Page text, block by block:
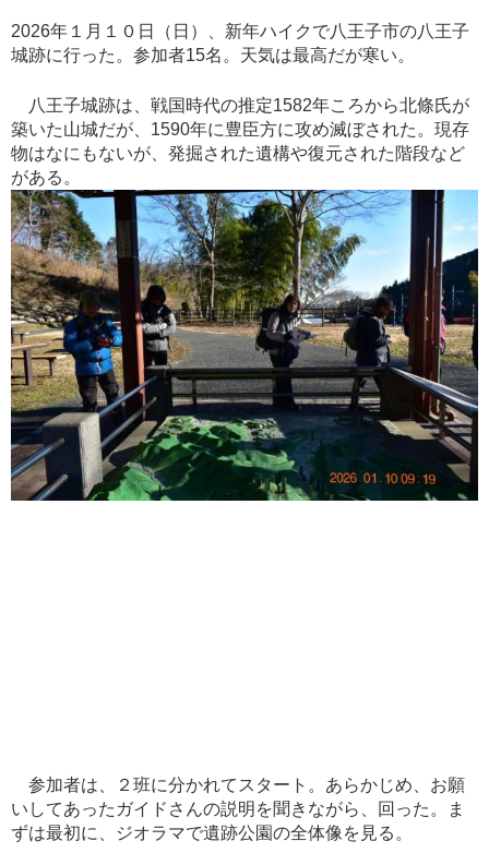
2026年１月１０日（日）、新年ハイクで八王子市の八王子
城跡に行った。参加者15名。天気は最高だが寒い。
八王子城跡は、戦国時代の推定1582年ころから北條氏が
築いた山城だが、1590年に豊臣方に攻め滅ぼされた。現存
物はなにもないが、発掘された遺構や復元された階段など
がある。
参加者は、２班に分かれてスタート。あらかじめ、お願
いしてあったガイドさんの説明を聞きながら、回った。ま
ずは最初に、ジオラマで遺跡公園の全体像を見る。